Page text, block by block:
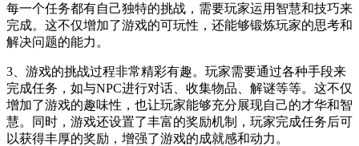
每一个任务都有自己独特的挑战，需要玩家运用智慧和技巧来
完成。这不仅增加了游戏的可玩性，还能够锻炼玩家的思考和
解决问题的能力。
3、游戏的挑战过程非常精彩有趣。玩家需要通过各种手段来
完成任务，如与NPC进行对话、收集物品、解谜等等。这不仅
增加了游戏的趣味性，也让玩家能够充分展现自己的才华和智
慧。同时，游戏还设置了丰富的奖励机制，玩家完成任务后可
以获得丰厚的奖励，增强了游戏的成就感和动力。